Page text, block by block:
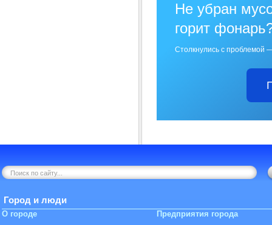
Не убран
горит
Столкнулись с проблемой
Город и люди
О городе Предприятия города